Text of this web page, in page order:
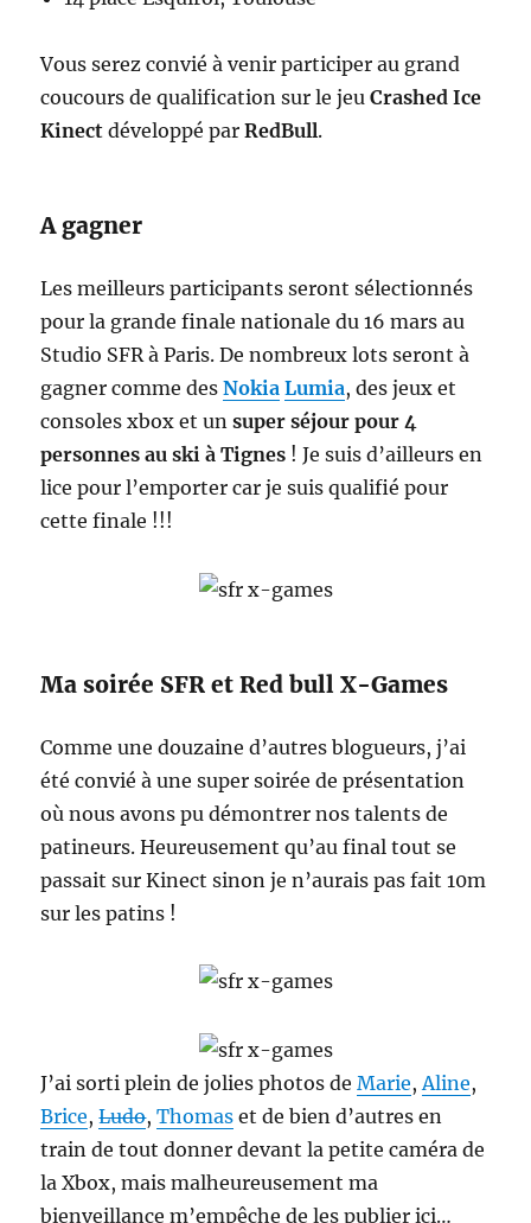
Vous serez convié à venir participer au grand
coucours de qualification sur le jeuCrashed Ice
Kinect développé parRedBull.
A gagner
Les meilleurs participants seront sélectionnés
pour la grande finale nationale du 16 mars au
Studio SFR à Paris. De nombreux lots seront à
gagner comme desNokia Lumia, des jeux et
consoles xbox et unsuper séjour pour 4
personnes au ski à Tignes ! Je suis d’ailleurs en
lice pour l’emporter car je suis qualifié pour
cette finale !!!
Ma soirée SFR et Red bull X-Games
Comme une douzaine d’autres blogueurs, j’ai
été convié à une super soirée de présentation
où nous avons pu démontrer nos talents de
patineurs. Heureusement qu’au final tout se
passait sur Kinect sinon je n’aurais pas fait 10m
sur les patins !
J’ai sorti plein de jolies photos deMarie, Aline,
Brice,Ludo,Thomas et de bien d’autres en
train de tout donner devant la petite caméra de
la Xbox, mais malheureusement ma
bienveillance m’empêche de les publier ici…